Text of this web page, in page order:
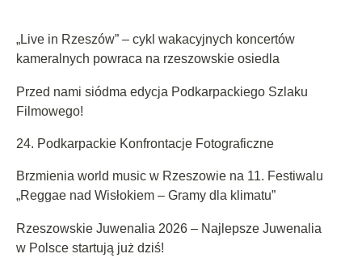
„Live in Rzeszów” – cykl wakacyjnych koncertów
kameralnych powraca na rzeszowskie osiedla
Przed nami siódma edycja Podkarpackiego Szlaku
Filmowego!
24. Podkarpackie Konfrontacje Fotograficzne
Brzmienia world music w Rzeszowie na 11. Festiwalu
„Reggae nad Wisłokiem – Gramy dla klimatu”
Rzeszowskie Juwenalia 2026 – Najlepsze Juwenalia
w Polsce startują już dziś!